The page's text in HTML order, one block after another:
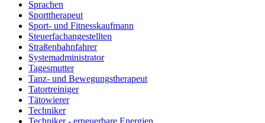
Sprachen
Sporttherapeut
Sport- und Fitnesskaufmann
Steuerfachangestellten
Straßenbahnfahrer
Systemadministrator
Tagesmutter
Tanz- und Bewegungstherapeut
Tatortreiniger
Tätowierer
Techniker
Techniker - erneuerbare Energien